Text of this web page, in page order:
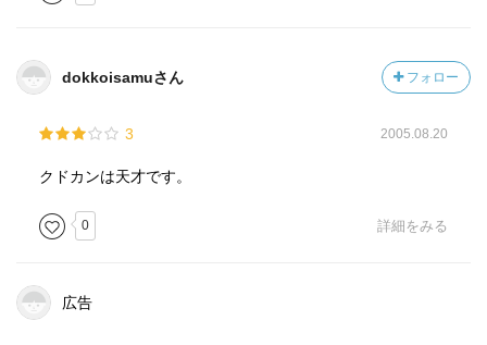
dokkoisamuさん フォロー
3 2005.08.20
クドカンは天才です。
0 詳細をみる
広告